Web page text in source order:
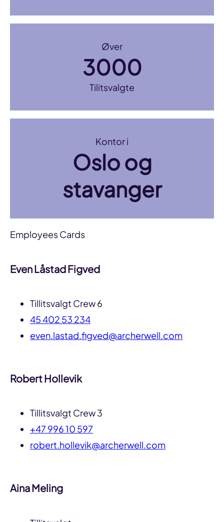
Øver
3000
Tilitsvalgte
Kontor i
Oslo og
stavanger
Employees Cards
Even Låstad Figved
Tillitsvalgt Crew 6
45 402 53 234
even.lastad.figved@archerwell.com
Robert Hollevik
Tillitsvalgt Crew 3
+47 996 10 597
robert.hollevik@archerwell.com
Aina Meling